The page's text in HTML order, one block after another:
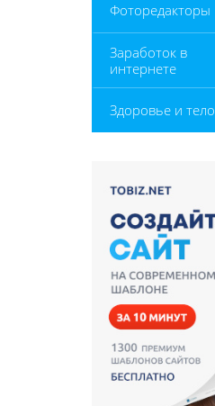
Фоторедакторы
Заработок в
интернете
Здоровье и тело